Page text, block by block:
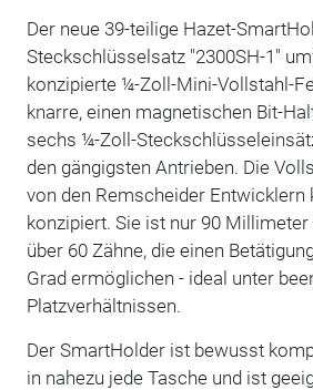
Der neue 39-teilige Hazet-
Steckschlüsselsatz "2300SH-1"
konzipierte ¼-Zoll-Mini-Vollstahl-
knarre, einen magnetischen Bit-
sechs ¼-Zoll-
den gängigsten Antrieben. Die
von den Remscheider Entwicklern
konzipiert. Sie ist nur 90
über 60 Zähne, die einen
Grad ermöglichen - ideal unter
Platzverhältnissen.
Der SmartHolder ist bewusst
in nahezu jede Tasche und ist